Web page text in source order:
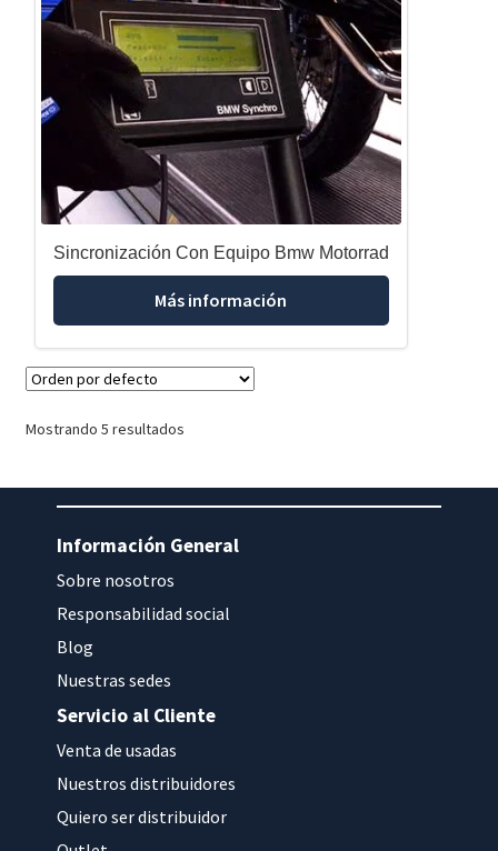
Sincronización Con Equipo Bmw Motorrad
Más información
Mostrando 5 resultados
Información General
Sobre nosotros
Responsabilidad social
Blog
Nuestras sedes
Servicio al Cliente
Venta de usadas
Nuestros distribuidores
Quiero ser distribuidor